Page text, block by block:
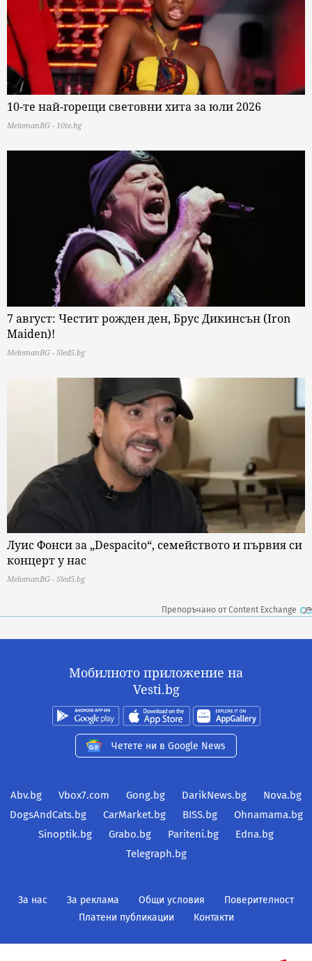
10-те най-горещи световни хита за юли 2026
MelomanBG - 10te.bg
7 август: Честит рожден ден, Брус Дикинсън (Iron
Maiden)!
MelomanBG - Sled5.bg
Луис Фонси за „Despacito“, семейството и първия си
концерт у нас
MelomanBG - Sled5.bg
Препоръчано от Content Exchange
Мобилното приложение на
Vesti.bg
Четете ни в Google News
Abv.bg Vbox7.com Gong.bg DarikNews.bg
Nova.bg
DogsAndCats.bg
CarMarket.bg BISS.bg
Ohnamama.bg
Sinoptik.bg
Grabo.bg Pariteni.bg
Edna.bg
Telegraph.bg
За нас За реклама Общи условия
Поверителност
Платени публикации
Контакти